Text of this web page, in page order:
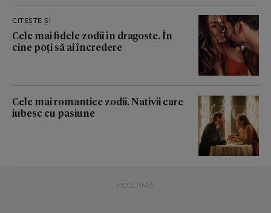
CITEȘTE ȘI
Cele mai fidele zodii în dragoste. În
cine poți să ai încredere
Cele mai romantice zodii. Nativii care
iubesc cu pasiune
RECLAMĂ